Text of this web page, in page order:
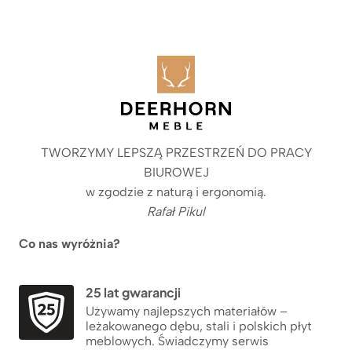
TWORZYMY LEPSZĄ PRZESTRZEŃ DO PRACY
BIUROWEJ
w zgodzie z naturą i ergonomią.
Rafał Pikul
Co nas wyróżnia?
25 lat gwarancji
Używamy najlepszych materiałów –
leżakowanego dębu, stali i polskich płyt
meblowych. Świadczymy serwis